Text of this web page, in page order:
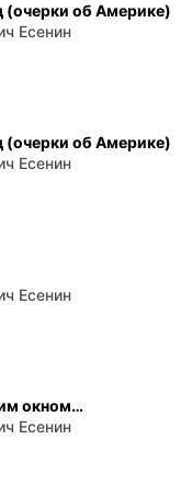
об Америке)
Есенин
об Америке)
Есенин
Есенин
окном…
Есенин